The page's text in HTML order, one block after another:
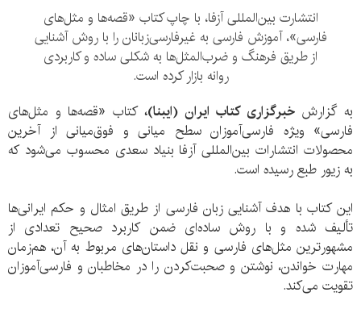
انتشارت بین‌المللی آزفا، با چاپ کتاب «قصه‌ها و مثل‌های
فارسی»، آموزش فارسی به غیرفارسی‌زبانان را با روش آشنایی
از طریق فرهنگ و ضرب‌المثل‌ها به شکلی ساده و کاربردی
روانه بازار کرده است.
به گزارشخبرگزاری کتاب ایران (ایبنا)،کتاب «قصه‌ها و مثل‌های
فارسی» ویژه فارسی‌آموزان سطح میانی و فوق‌میانی از آخرین
محصولات انتشارات بین‌المللی آزفا بنیاد سعدی محسوب می‌شود که
به زیور طبع رسیده است.
این کتاب با هدف آشنایی زبان فارسی از طریق امثال و حکم ایرانی‌ها
تألیف شده و با روش ساده‌ای ضمن کاربرد صحیح تعدادی از
مشهورترین مثل‌های فارسی و نقل داستان‌های مربوط به آن، هم‌زمان
مهارت خواندن، نوشتن و صحبت‌کردن را در مخاطبان و فارسی‌آموزان
تقویت می‌کند.